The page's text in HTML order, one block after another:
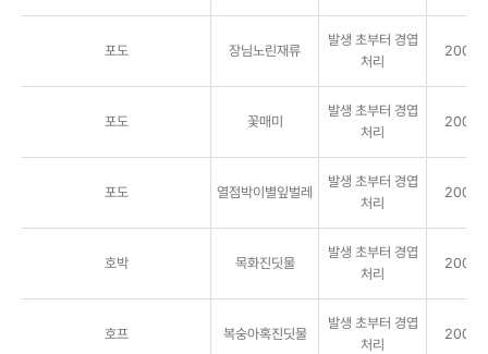
포도 장님노린재류
발생 초부터 경엽
처리
2000
포도 꽃매미
발생 초부터 경엽
처리
2000
포도 열점박이별잎벌레
발생 초부터 경엽
처리
2000
호박 목화진딧물
발생 초부터 경엽
처리
2000
호프 복숭아혹진딧물
발생 초부터 경엽
처리
2000